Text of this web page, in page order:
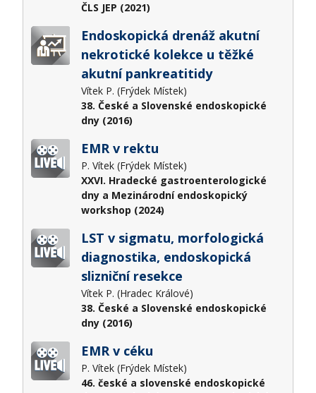
ČLS JEP (2021)
Endoskopická drenáž akutní
nekrotické kolekce u těžké
akutní pankreatitidy
Vítek P. (Frýdek Místek)
38. České a Slovenské endoskopické
dny (2016)
EMR v rektu
P. Vítek (Frýdek Místek)
XXVI. Hradecké gastroenterologické
dny a Mezinárodní endoskopický
workshop (2024)
LST v sigmatu, morfologická
diagnostika, endoskopická
slizniční resekce
Vítek P. (Hradec Králové)
38. České a Slovenské endoskopické
dny (2016)
EMR v céku
P. Vítek (Frýdek Místek)
46. české a slovenské endoskopické